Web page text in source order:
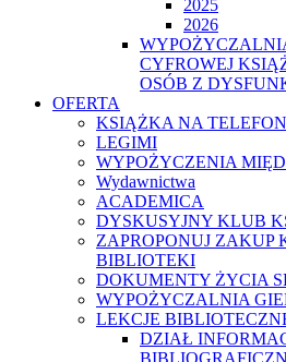
2025
2026
CYFROWEJ
OSÓB Z
OFERTA
KSIĄŻKA NA TELEFON
LEGIMI
WYPOŻYCZENIA
Wydawnictwa
ACADEMICA
DYSKUSYJNY KLUB
ZAPROPONUJ ZAKUP
BIBLIOTEKI
DOKUMENTY ŻYCIA
WYPOŻYCZALNIA
LEKCJE
DZIAŁ